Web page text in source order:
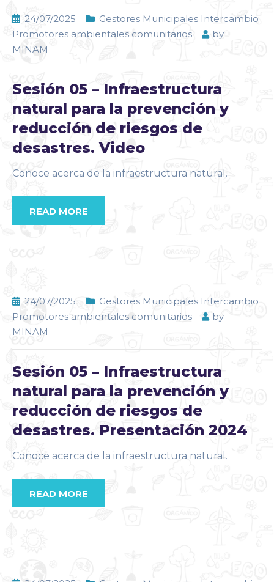
24/07/2025
Gestores Municipales Intercambio
Promotores ambientales comunitarios
by
MINAM
Sesión 05 – Infraestructura
natural para la prevención y
reducción de riesgos de
desastres. Video
Conoce acerca de la infraestructura natural.
READ MORE
24/07/2025
Gestores Municipales Intercambio
Promotores ambientales comunitarios
by
MINAM
Sesión 05 – Infraestructura
natural para la prevención y
reducción de riesgos de
desastres. Presentación 2024
Conoce acerca de la infraestructura natural.
READ MORE